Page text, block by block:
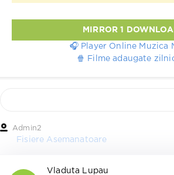
MIRROR 1
🎧 Player Online Muzica
🍿 Filme adaugate
Admin2
Fisiere Asemanatoare
Vladuta Lupau